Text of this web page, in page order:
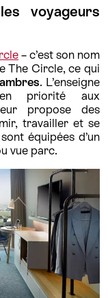
voyageurs
– c’est son nom
The Circle, ce qui
. L’enseigne
priorité aux
propose des
travailler et se
équipées d’un
vue parc.